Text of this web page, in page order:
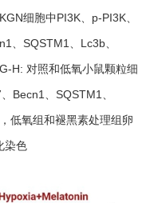
细胞中PI3K、p-PI3K、
、SQSTM1、Lc3b、
H: 对照和低氧小鼠颗粒细
Becn1、SQSTM1、
低氧组和褪黑素处理组卵
染色